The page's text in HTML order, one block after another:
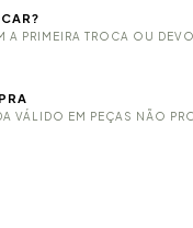
A PRIMEIRA TROCA OU
VÁLIDO EM PEÇAS NÃO